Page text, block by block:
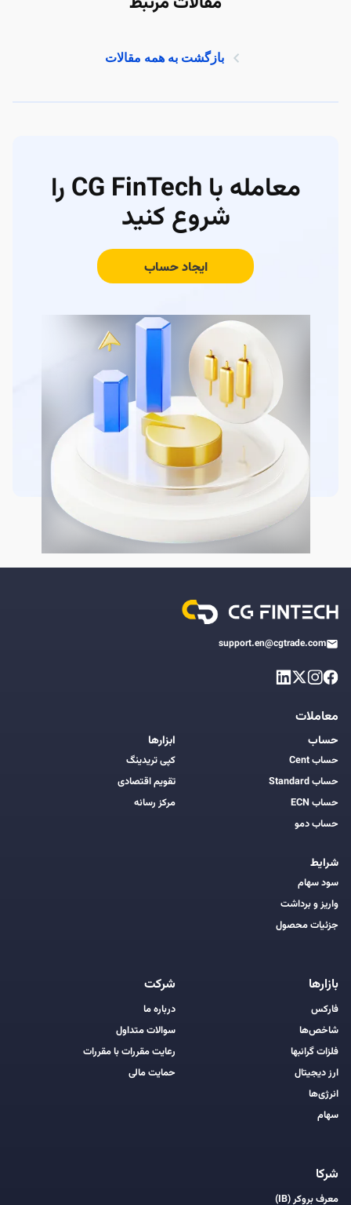
بازگشت به همه مقالات
معامله با CG FinTech را
شروع کنید
ایجاد حساب
support.en@cgtrade.com
معاملات
حساب
حساب Cent
حساب Standard
حساب ECN
حساب دمو
شرایط
سود سهام
واریز و برداشت
جزئیات محصول
ابزارها
کپی تریدینگ
تقویم اقتصادی
مرکز رسانه
بازارها
فارکس
شاخص‌ها
فلزات گرانبها
ارز دیجیتال
انرژی‌ها
سهام
شرکت
درباره ما
سوالات متداول
رعایت مقررات با مقررات
حمایت مالی
شرکا
معرف بروکر (IB)